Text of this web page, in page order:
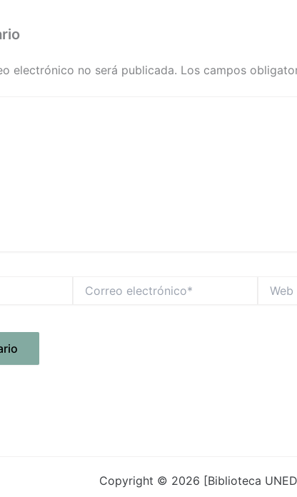
electrónico no será publicada. Los campos
electrónico*
Copyright © 2026 [Biblioteca